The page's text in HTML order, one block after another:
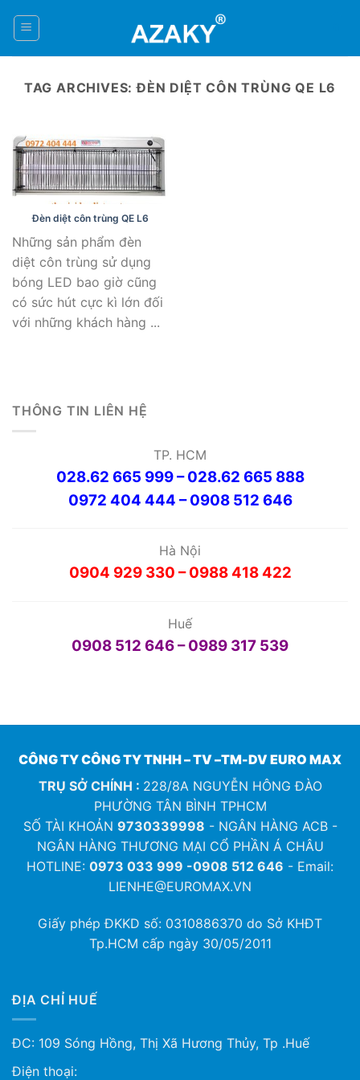
TAG ARCHIVES:ĐÈN DIỆT CÔN TRÙNG QE L6
Đèn diệt côn trùng QE L6
Những sản phẩm đèn
diệt côn trùng sử dụng
bóng LED bao giờ cũng
có sức hút cực kì lớn đối
với những khách hàng ...
THÔNG TIN LIÊN HỆ
TP. HCM
028.62 665 999 – 028.62 665 888
0972 404 444 – 0908 512 646
Hà Nội
0904 929 330 – 0988 418 422
Huế
0908 512 646 – 0989 317 539
CÔNG TY CÔNG TY TNHH – TV –TM-DV EURO MAX
TRỤ SỞ CHÍNH : 228/8A NGUYỄN HÔNG ĐÀO
PHƯỜNG TÂN BÌNH TPHCM
SỐ TÀI KHOẢN 9730339998 - NGÂN HÀNG ACB -
NGÂN HÀNG THƯƠNG MẠI CỔ PHẦN Á CHÂU
HOTLINE: 0973 033 999 -0908 512 646 - Email:
LIENHE@EUROMAX.VN
Giấy phép ĐKKD số: 0310886370 do Sở KHĐT
Tp.HCM cấp ngày 30/05/2011
ĐỊA CHỈ HUẾ
ĐC: 109 Sóng Hồng, Thị Xã Hương Thủy, Tp .Huế
Điện thoại: